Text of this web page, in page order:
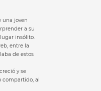
una joven
a su
insólito.
entre la
de estos
y se
compartido, al